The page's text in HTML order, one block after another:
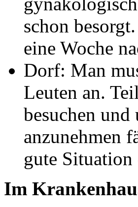
schon
eine Woche
Dorf: Man
Leuten an.
besuchen
anzunehmen
gute Situation
Im